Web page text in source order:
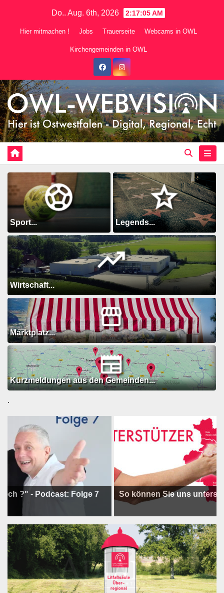
Do.. Aug. 6th, 2026 2:17:06 AM
Hier mitmachen ! Jobs Trauerseite Webcams in OWL
Kirchengemeinden in OWL
Sport... Legends...
Wirtschaft...
Marktplatz...
Kurzmeldungen aus den Gemeinden...
.
- Podcast: Folge 7 So können Sie uns unterstützen !